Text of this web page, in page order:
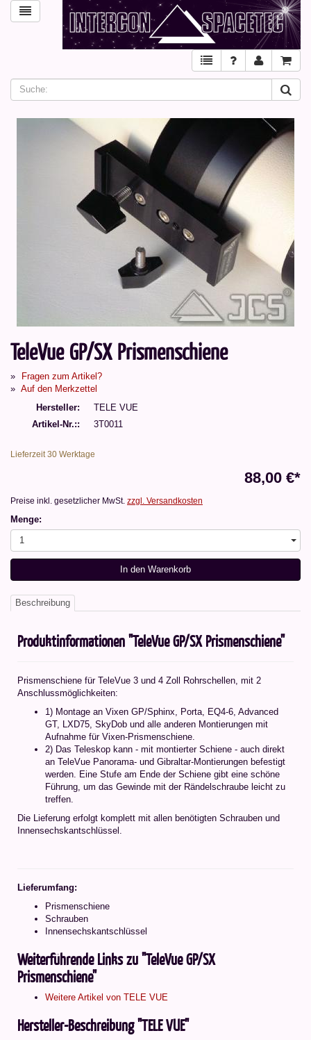
TeleVue GP/SX Prismenschiene
Fragen zum Artikel?
Auf den Merkzettel
Hersteller
TELE VUE
Artikel-Nr.:
3T0011
Lieferzeit 30 Werktage
88,00 €*
Preise inkl. gesetzlicher MwSt. zzgl. Versandkosten
Menge:
1
In den Warenkorb
Beschreibung
Produktinformationen "TeleVue GP/SX Prismenschiene"
Prismenschiene für TeleVue 3 und 4 Zoll Rohrschellen, mit 2
Anschlussmöglichkeiten:
1) Montage an Vixen GP/Sphinx, Porta, EQ4-6, Advanced
GT, LXD75, SkyDob und alle anderen Montierungen mit
Aufnahme für Vixen-Prismenschiene.
2) Das Teleskop kann - mit montierter Schiene - auch direkt
an TeleVue Panorama- und Gibraltar-Montierungen befestigt
werden. Eine Stufe am Ende der Schiene gibt eine schöne
Führung, um das Gewinde mit der Rändelschraube leicht zu
treffen.
Die Lieferung erfolgt komplett mit allen benötigten Schrauben und
Innensechskantschlüssel.
Lieferumfang:
Prismenschiene
Schrauben
Innensechskantschlüssel
Weiterführende Links zu "TeleVue GP/SX
Prismenschiene"
Weitere Artikel von TELE VUE
Hersteller-Beschreibung "TELE VUE"